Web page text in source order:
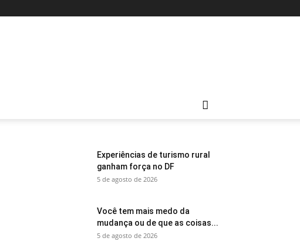
Experiências de turismo rural
ganham força no DF
5 de agosto de 2026
Você tem mais medo da
mudança ou de que as coisas...
5 de agosto de 2026